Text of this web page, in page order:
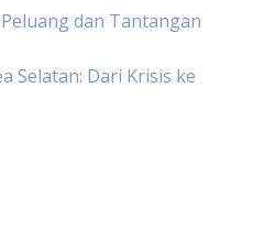
dan Tantangan
Selatan: Dari Krisis ke